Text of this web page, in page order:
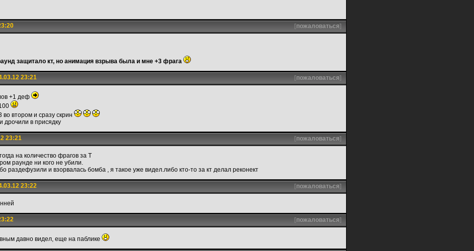
[пожаловаться]
защитало кт, но анимация взрыва была и мне +3 фрага
23:21 [пожаловаться]
+1 деф
во втором и сразу скрин
дрочили в присядку
23:21 [пожаловаться]
на количество фрагов за Т
раунде ни кого не убили.
раздефузили и взорвалась бомба , я такое уже видел.либо кто-то за кт делал реконект
23:22 [пожаловаться]
[пожаловаться]
давно видел, еще на паблике